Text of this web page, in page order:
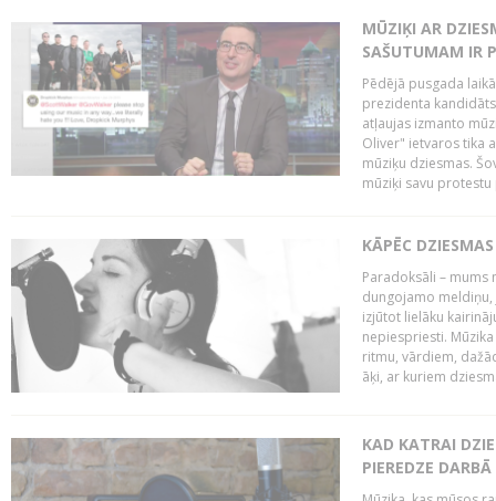
MŪZIĶI AR
SAŠUTUMAM IR
Pēdējā pusgada
prezidenta
atļaujas izmanto
Oliver" ietvaros tika
mūziķu dziesmas.
mūziķi savu
KĀPĒC
Paradoksāli – mums
dungojamo
izjūtot lielāku
nepiespriesti.
ritmu, vārdiem,
āķi, ar kuriem
KAD KATRAI
PIEREDZE